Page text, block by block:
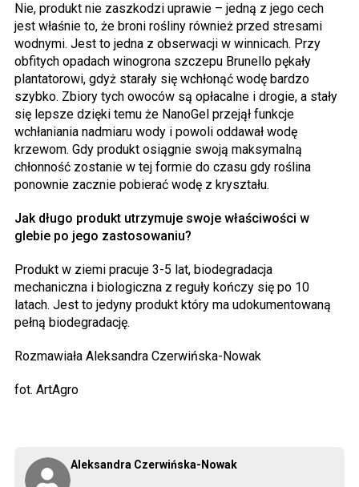
Aleksandra Czerwińska-Nowak
Nie, produkt nie zaszkodzi uprawie – jedną z jego cech
jest właśnie to, że broni rośliny również przed stresami
wodnymi. Jest to jedna z obserwacji w winnicach. Przy
obfitych opadach winogrona szczepu Brunello pękały
plantatorowi, gdyż starały się wchłonąć wodę bardzo
szybko. Zbiory tych owoców są opłacalne i drogie, a stały
się lepsze dzięki temu że NanoGel przejął funkcje
wchłaniania nadmiaru wody i powoli oddawał wodę
krzewom. Gdy produkt osiągnie swoją maksymalną
chłonność zostanie w tej formie do czasu gdy roślina
ponownie zacznie pobierać wodę z kryształu.
Jak długo produkt utrzymuje swoje właściwości w
glebie po jego zastosowaniu?
Produkt w ziemi pracuje 3-5 lat, biodegradacja
mechaniczna i biologiczna z reguły kończy się po 10
latach. Jest to jedyny produkt który ma udokumentowaną
pełną biodegradację.
Rozmawiała Aleksandra Czerwińska-Nowak
fot. ArtAgro